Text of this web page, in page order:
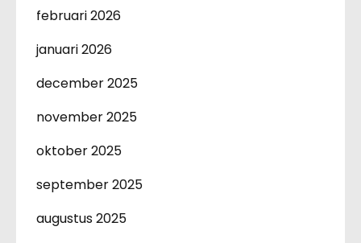
februari 2026
januari 2026
december 2025
november 2025
oktober 2025
september 2025
augustus 2025